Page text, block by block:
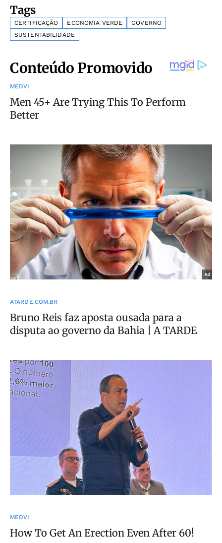
Tags
CERTIFICAÇÃO ECONOMIA VERDE
GOVERNO
SUSTENTABILIDADE